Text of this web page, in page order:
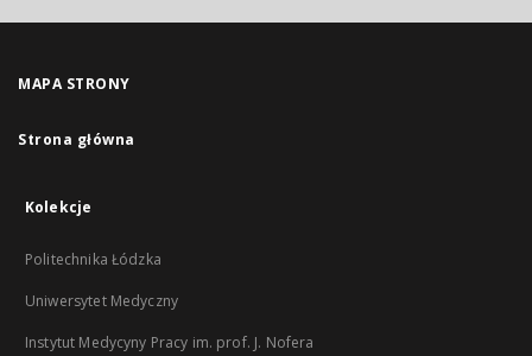
MAPA STRONY
Strona główna
Kolekcje
Politechnika Łódzka
Uniwersytet Medyczny
Instytut Medycyny Pracy im. prof. J. Nofera